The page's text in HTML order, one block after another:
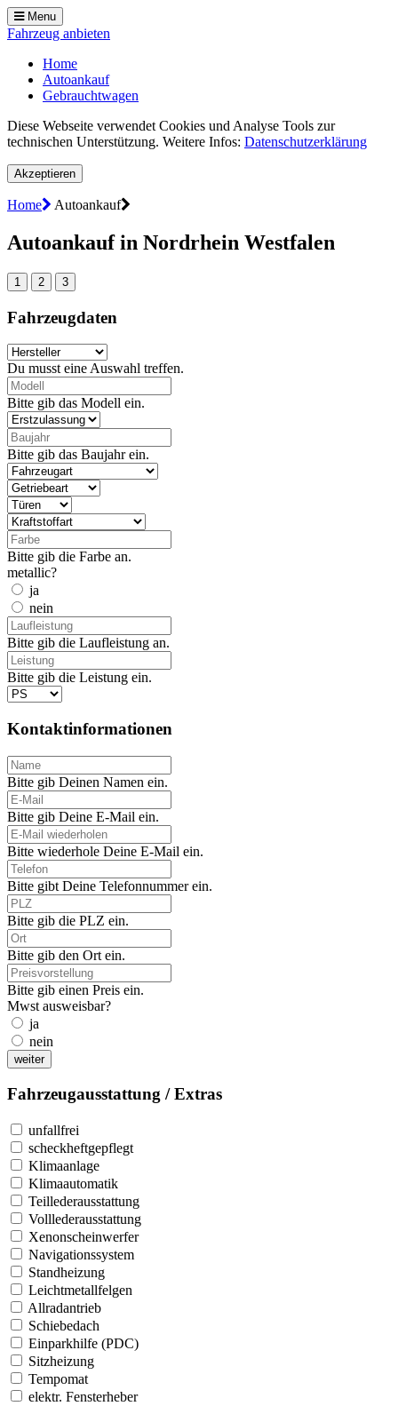
Menu
Fahrzeug anbieten
Home
Autoankauf
Gebrauchtwagen
Diese Webseite verwendet Cookies und Analyse Tools zur
technischen Unterstützung. Weitere Infos: Datenschutzerklärung
Akzeptieren
Home Autoankauf
Autoankauf in Nordrhein Westfalen
1 2 3
Fahrzeugdaten
Du musst eine Auswahl treffen.
Bitte gib das Modell ein.
Bitte gib das Baujahr ein.
Bitte gib die Farbe an.
metallic?
ja
nein
Bitte gib die Laufleistung an.
Bitte gib die Leistung ein.
Kontaktinformationen
Bitte gib Deinen Namen ein.
Bitte gib Deine E-Mail ein.
Bitte wiederhole Deine E-Mail ein.
Bitte gibt Deine Telefonnummer ein.
Bitte gib die PLZ ein.
Bitte gib den Ort ein.
Bitte gib einen Preis ein.
Mwst ausweisbar?
ja
nein
weiter
Fahrzeugausstattung / Extras
unfallfrei
scheckheftgepflegt
Klimaanlage
Klimaautomatik
Teillederausstattung
Volllederausstattung
Xenonscheinwerfer
Navigationssystem
Standheizung
Leichtmetallfelgen
Allradantrieb
Schiebedach
Einparkhilfe (PDC)
Sitzheizung
Tempomat
elektr. Fensterheber